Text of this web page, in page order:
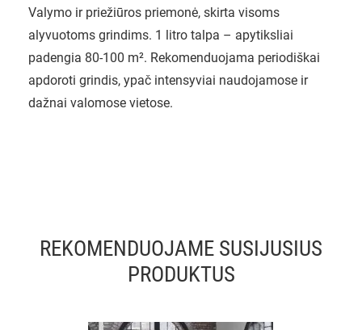
Valymo ir priežiūros priemonė, skirta visoms
alyvuotoms grindims. 1 litro talpa – apytiksliai
padengia 80-100 m². Rekomenduojama periodiškai
apdoroti grindis, ypač intensyviai naudojamose ir
dažnai valomose vietose.
REKOMENDUOJAME SUSIJUSIUS
PRODUKTUS